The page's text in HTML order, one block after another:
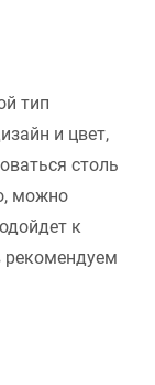
тип
и цвет,
столь
можно
к
рекомендуем